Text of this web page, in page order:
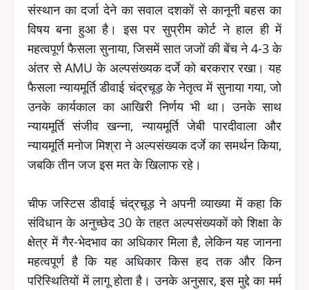
संस्थान का दर्जा देने का सवाल दशकों से कानूनी बहस का
विषय बना हुआ है। इस पर सुप्रीम कोर्ट ने हाल ही में
महत्वपूर्ण फैसला सुनाया, जिसमें सात जजों की बेंच ने 4-3 के
अंतर से AMU के अल्पसंख्यक दर्जे को बरकरार रखा। यह
फैसला न्यायमूर्ति डीवाई चंद्रचूड़ के नेतृत्व में सुनाया गया, जो
उनके कार्यकाल का आखिरी निर्णय भी था। उनके साथ
न्यायमूर्ति संजीव खन्ना, न्यायमूर्ति जेबी पारदीवाला और
न्यायमूर्ति मनोज मिश्रा ने अल्पसंख्यक दर्जे का समर्थन किया,
जबकि तीन जज इस मत के खिलाफ रहे।
चीफ जस्टिस डीवाई चंद्रचूड़ ने अपनी व्याख्या में कहा कि
संविधान के अनुच्छेद 30 के तहत अल्पसंख्यकों को शिक्षा के
क्षेत्र में गैर-भेदभाव का अधिकार मिला है, लेकिन यह जानना
महत्वपूर्ण है कि यह अधिकार किस हद तक और किन
परिस्थितियों में लागू होता है। उनके अनुसार, इस मुद्दे का मर्म